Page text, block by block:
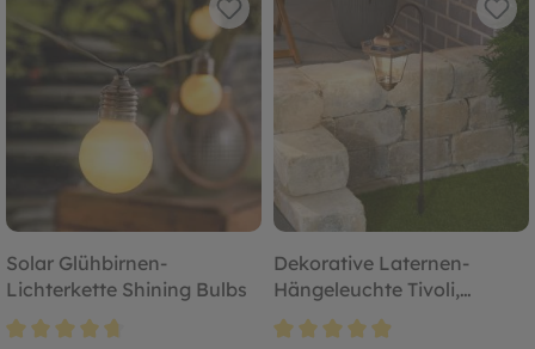
Solar Glühbirnen-
Lichterkette Shining Bulbs
Dekorative Laternen-
Hängeleuchte Tivoli,
kupferfarben